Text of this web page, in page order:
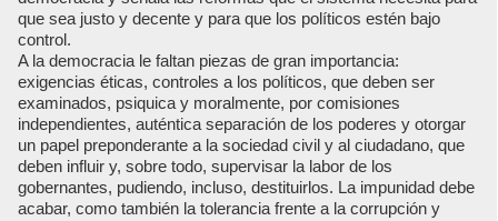
que sea justo y decente y para que los políticos estén bajo
control.
A la democracia le faltan piezas de gran importancia:
exigencias éticas, controles a los políticos, que deben ser
examinados, psiquica y moralmente, por comisiones
independientes, auténtica separación de los poderes y otorgar
un papel preponderante a la sociedad civil y al ciudadano, que
deben influir y, sobre todo, supervisar la labor de los
gobernantes, pudiendo, incluso, destituirlos. La impunidad debe
acabar, como también la tolerancia frente a la corrupción y